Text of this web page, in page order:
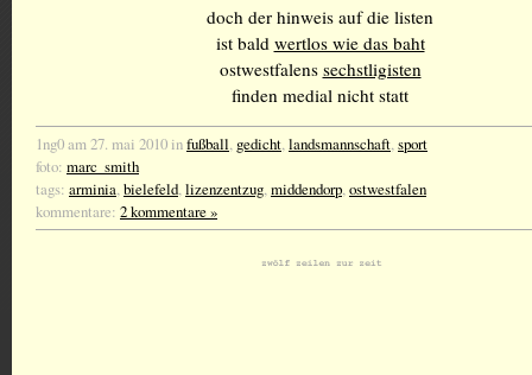
doch der hinweis auf die listen
ist bald wertlos wie das baht
ostwestfalens sechstligisten
finden medial nicht statt
1ng0 am 27. mai 2010 infußball, gedicht,landsmannschaft,sport
foto: marc_smith
tags: arminia,bielefeld,lizenzentzug,middendorp,ostwestfalen
kommentare: 2 kommentare »